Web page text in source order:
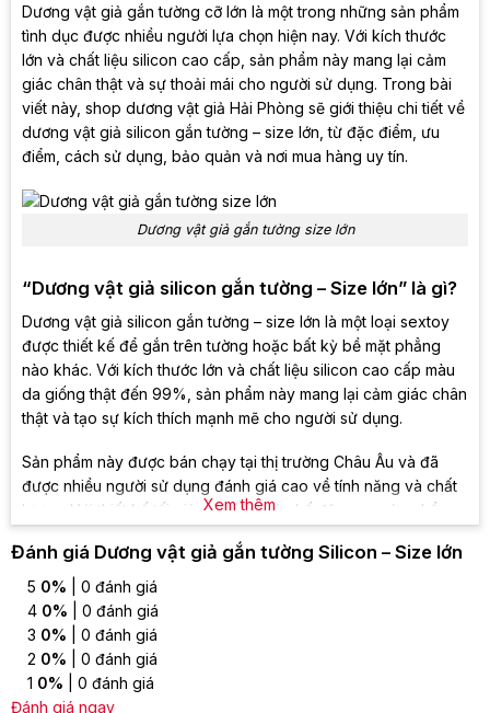
Dương vật giả gắn tường cỡ lớn là một trong những sản phẩm
tình dục được nhiều người lựa chọn hiện nay. Với kích thước
lớn và chất liệu silicon cao cấp, sản phẩm này mang lại cảm
giác chân thật và sự thoải mái cho người sử dụng. Trong bài
viết này, shop dương vật giả Hải Phòng sẽ giới thiệu chi tiết về
dương vật giả silicon gắn tường – size lớn, từ đặc điểm, ưu
điểm, cách sử dụng, bảo quản và nơi mua hàng uy tín.
Dương vật giả gắn tường size lớn
“Dương vật giả silicon gắn tường – Size lớn” là gì?
Dương vật giả silicon gắn tường – size lớn là một loại sextoy
được thiết kế để gắn trên tường hoặc bất kỳ bề mặt phẳng
nào khác. Với kích thước lớn và chất liệu silicon cao cấp màu
da giống thật đến 99%, sản phẩm này mang lại cảm giác chân
thật và tạo sự kích thích mạnh mẽ cho người sử dụng.
Sản phẩm này được bán chạy tại thị trường Châu Âu và đã
được nhiều người sử dụng đánh giá cao về tính năng và chất
lượng. Với thiết kế tối giản, không có chế độ rung, sản phẩm
người dùng.
Chi tiết sản phẩm dương vật giả silicon gắn tường
– size lớn
Loại sản phẩm
Xem thêm
Đánh giá Dương vật giả gắn tường Silicon – Size lớn
5 0% | 0 đánh giá
4 0% | 0 đánh giá
3 0% | 0 đánh giá
2 0% | 0 đánh giá
1 0% | 0 đánh giá
Đánh giá ngay